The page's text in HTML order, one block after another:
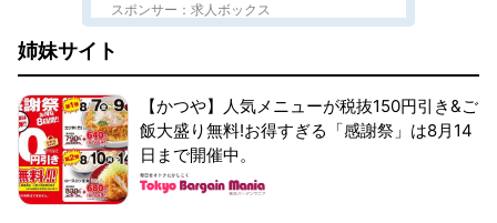
スポンサー：求人ボックス
姉妹サイト
【かつや】人気メニューが税抜150円引き&ご
飯大盛り無料!お得すぎる「感謝祭」は8月14
日まで開催中。